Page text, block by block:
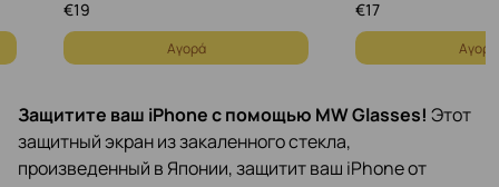
19
€
Αγορά
17
€
Αγορά
Защитите ваш iPhone с помощью MW Glasses! Этот
защитный экран из закаленного стекла,
произведенный в Японии, защитит ваш iPhone от